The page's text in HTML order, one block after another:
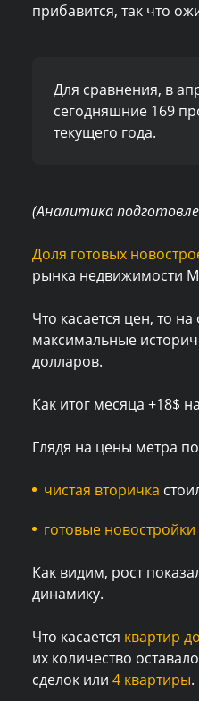
прибавится, так что
Для сравнения, в
сегодняшние 169
текущего года.
(Аналитика
Доля готовых
рынка недвижимости
Что касается цен, то
максимальные
долларов.
Как итог месяца +18$
Глядя на цены метра
чистая вторичка
готовые новостройки
Как видим, рост
динамику.
Что касается квартир
их количество
сделок или 4 квартиры